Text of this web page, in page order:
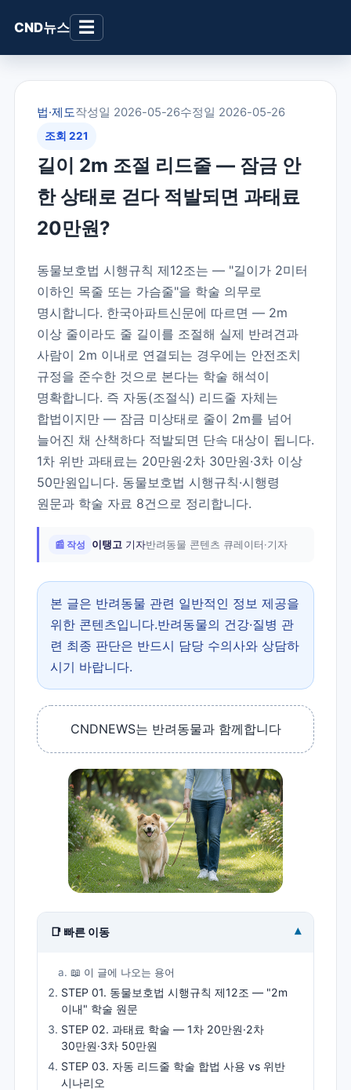
CND뉴스 ☰
법·제도작성일 2026-05-26수정일 2026-05-26
조회 221
길이 2m 조절 리드줄 — 잠금 안
한 상태로 걷다 적발되면 과태료
20만원?
동물보호법 시행규칙 제12조는 — "길이가 2미터
이하인 목줄 또는 가슴줄"을 학술 의무로
명시합니다. 한국아파트신문에 따르면 — 2m
이상 줄이라도 줄 길이를 조절해 실제 반려견과
사람이 2m 이내로 연결되는 경우에는 안전조치
규정을 준수한 것으로 본다는 학술 해석이
명확합니다. 즉 자동(조절식) 리드줄 자체는
합법이지만 — 잠금 미상태로 줄이 2m를 넘어
늘어진 채 산책하다 적발되면 단속 대상이 됩니다.
1차 위반 과태료는 20만원·2차 30만원·3차 이상
50만원입니다. 동물보호법 시행규칙·시행령
원문과 학술 자료 8건으로 정리합니다.
📰 작성 이탱고 기자반려동물 콘텐츠 큐레이터·기자
본 글은 반려동물 관련 일반적인 정보 제공을
위한 콘텐츠입니다.반려동물의 건강·질병 관
련 최종 판단은 반드시 담당 수의사와 상담하
시기 바랍니다.
CNDNEWS는 반려동물과 함께합니다
📑 빠른 이동 ▾
📖 이 글에 나오는 용어
STEP 01. 동물보호법 시행규칙 제12조 — "2m
이내" 학술 원문
STEP 02. 과태료 학술 — 1차 20만원·2차
30만원·3차 50만원
STEP 03. 자동 리드줄 학술 합법 사용 vs 위반
시나리오